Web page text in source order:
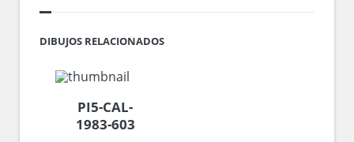
DIBUJOS RELACIONADOS
PI5-CAL-
1983-603